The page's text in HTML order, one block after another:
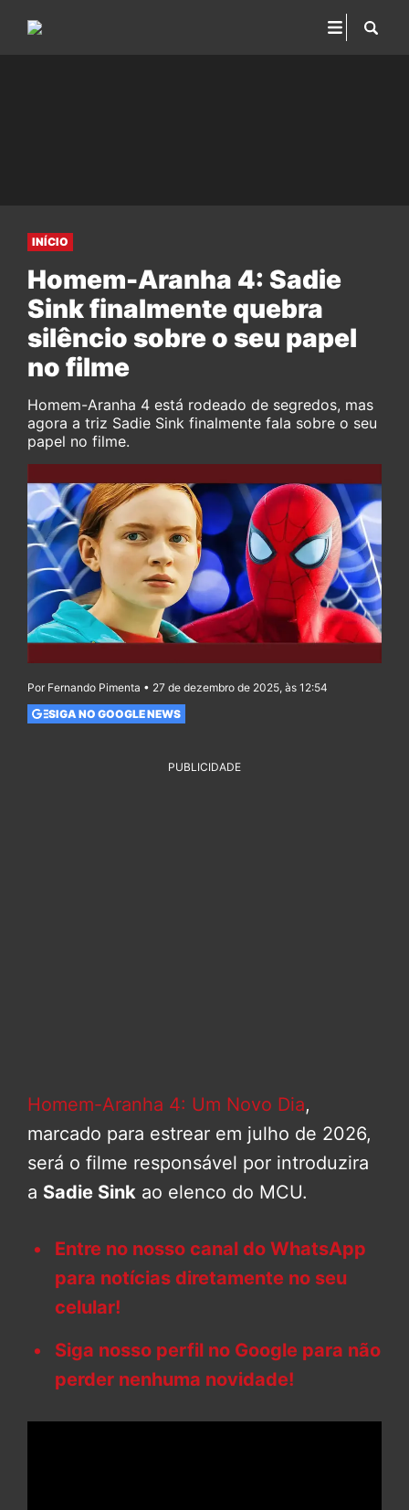
INÍCIO
Homem-Aranha 4: Sadie
Sink finalmente quebra
silêncio sobre o seu papel
no filme
Homem-Aranha 4 está rodeado de segredos, mas
agora a triz Sadie Sink finalmente fala sobre o seu
papel no filme.
Por Fernando Pimenta • 27 de dezembro de 2025, às 12:54
SIGA NO GOOGLE NEWS
PUBLICIDADE
Homem-Aranha 4: Um Novo Dia,
marcado para estrear em julho de 2026,
será o filme responsável por introduzira
a Sadie Sink ao elenco do MCU.
Entre no nosso canal do WhatsApp
para notícias diretamente no seu
celular!
Siga nosso perfil no Google para não
perder nenhuma novidade!